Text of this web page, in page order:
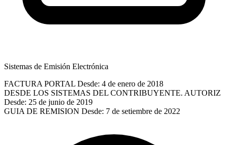
Sistemas de Emisión Electrónica
FACTURA PORTAL Desde: 4 de enero de 2018
DESDE LOS SISTEMAS DEL CONTRIBUYENTE. AUTORIZ
Desde: 25 de junio de 2019
GUIA DE REMISION Desde: 7 de setiembre de 2022